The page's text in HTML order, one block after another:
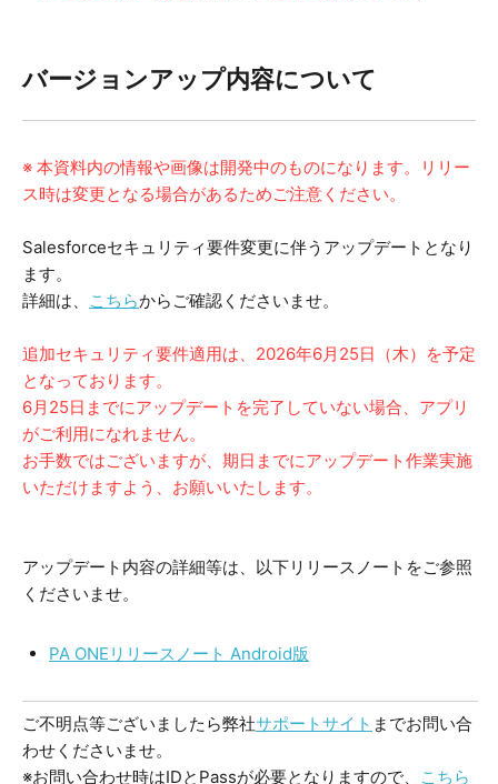
バージョンアップ内容について
※ 本資料内の情報や画像は開発中のものになります。リリー
ス時は変更となる場合があるためご注意ください。
Salesforceセキュリティ要件変更に伴うアップデートとなり
ます。
詳細は、
こちらからご確認くださいませ。
追加セキュリティ要件適用は、2026年6月25日（木）を予定
となっております。
6月25日までにアップデートを完了していない場合、アプリ
がご利用になれません。
お手数ではございますが、期日までにアップデート作業実施
いただけますよう、お願いいたします。
アップデート内容の詳細等は、以下リリースノートをご参照
くださいませ。
PA ONEリリースノート Android版
ご不明点等ございましたら弊社サポートサイト までお問い合
わせくださいませ。
※お問い合わせ時はIDとPassが必要となりますので、
こちら